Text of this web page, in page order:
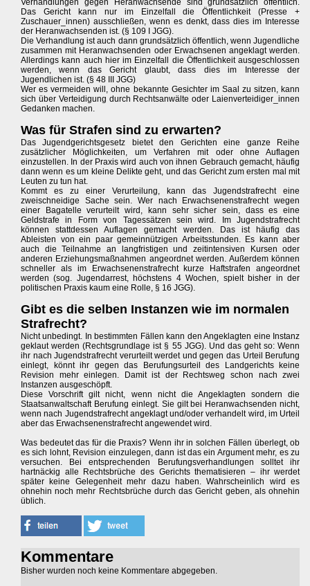
Verhandlungen gegen Heranwachsende sind grundsätzlich öffentlich.
Das Gericht kann nur im Einzelfall die Öffentlichkeit (Presse +
Zuschauer_innen) ausschließen, wenn es denkt, dass dies im Interesse
der Heranwachsenden ist. (§ 109 I JGG).
Die Verhandlung ist auch dann grundsätzlich öffentlich, wenn Jugendliche
zusammen mit Heranwachsenden oder Erwachsenen angeklagt werden.
Allerdings kann auch hier im Einzelfall die Öffentlichkeit ausgeschlossen
werden, wenn das Gericht glaubt, dass dies im Interesse der
Jugendlichen ist. (§ 48 III JGG)
Wer es vermeiden will, ohne bekannte Gesichter im Saal zu sitzen, kann
sich über Verteidigung durch Rechtsanwälte oder Laienverteidiger_innen
Gedanken machen.
Was für Strafen sind zu erwarten?
Das Jugendgerichtsgesetz bietet den Gerichten eine ganze Reihe
zusätzlicher Möglichkeiten, um Verfahren mit oder ohne Auflagen
einzustellen. In der Praxis wird auch von ihnen Gebrauch gemacht, häufig
dann wenn es um kleine Delikte geht, und das Gericht zum ersten mal mit
Leuten zu tun hat.
Kommt es zu einer Verurteilung, kann das Jugendstrafrecht eine
zweischneidige Sache sein. Wer nach Erwachsenenstrafrecht wegen
einer Bagatelle verurteilt wird, kann sehr sicher sein, dass es eine
Geldstrafe in Form von Tagessätzen sein wird. Im Jugendstrafrecht
können stattdessen Auflagen gemacht werden. Das ist häufig das
Ableisten von ein paar gemeinnützigen Arbeitsstunden. Es kann aber
auch die Teilnahme an langfristigen und zeitintensiven Kursen oder
anderen Erziehungsmaßnahmen angeordnet werden. Außerdem können
schneller als im Erwachsenenstrafrecht kurze Haftstrafen angeordnet
werden (sog. Jugendarrest, höchstens 4 Wochen, spielt bisher in der
politischen Praxis kaum eine Rolle, § 16 JGG).
Gibt es die selben Instanzen wie im normalen
Strafrecht?
Nicht unbedingt. In bestimmten Fällen kann den Angeklagten eine Instanz
geklaut werden (Rechtsgrundlage ist § 55 JGG). Und das geht so: Wenn
ihr nach Jugendstrafrecht verurteilt werdet und gegen das Urteil Berufung
einlegt, könnt ihr gegen das Berufungsurteil des Landgerichts keine
Revision mehr einlegen. Damit ist der Rechtsweg schon nach zwei
Instanzen ausgeschöpft.
Diese Vorschrift gilt nicht, wenn nicht die Angeklagten sondern die
Staatsanwaltschaft Berufung einlegt. Sie gilt bei Heranwachsenden nicht,
wenn nach Jugendstrafrecht angeklagt und/oder verhandelt wird, im Urteil
aber das Erwachsenenstrafrecht angewendet wird.
Was bedeutet das für die Praxis? Wenn ihr in solchen Fällen überlegt, ob
es sich lohnt, Revision einzulegen, dann ist das ein Argument mehr, es zu
versuchen. Bei entsprechenden Berufungsverhandlungen solltet ihr
hartnäckig alle Rechtsbrüche des Gerichts thematisieren – ihr werdet
später keine Gelegenheit mehr dazu haben. Wahrscheinlich wird es
ohnehin noch mehr Rechtsbrüche durch das Gericht geben, als ohnehin
üblich.
Kommentare
Bisher wurden noch keine Kommentare abgegeben.